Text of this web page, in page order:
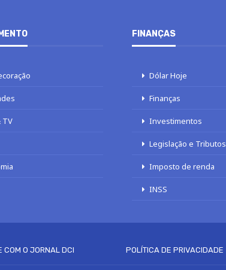
TV
FINANÇAS
Dólar Hoje
Finanças
Investimentos
Legislação e Tributos
Imposto de renda
INSS
COM O JORNAL DCI POLÍTICA DE PRIVACIDADE